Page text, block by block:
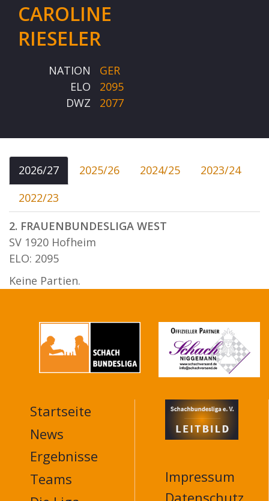
CAROLINE
RIESELER
NATION
GER
ELO
2095
DWZ
2077
2026/27 2025/26 2024/25
2023/24
2022/23
2. FRAUENBUNDESLIGA WEST
SV 1920 Hofheim
ELO: 2095
Keine Partien.
MAIN
NAVIGATION
FOOTER
Startseite
News
Ergebnisse
Teams
Impressum